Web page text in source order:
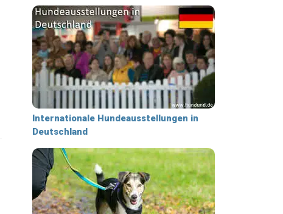
Internationale Hundeausstellungen in
Deutschland